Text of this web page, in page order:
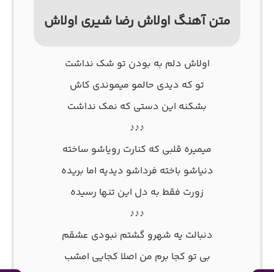
متن آهنگ اولاش رضا شیری اولاش
اولاش دلم به بودن تو شک نداشت
تو که دیدی حالمو میموندی کاش
بشکنه این دستی که نمک نداشت
♪♪♪
میمیره قلبی که کنارت رویاشو ساخته
دنیاشو باخته فرداشو دیدیه اما بریده
زورت فقط به دل این تنها رسیده
♪♪♪
دنبالت یه شهرو گشتم نبودی عشقم
بی تو کجا برم من اصلا کجایی امشب